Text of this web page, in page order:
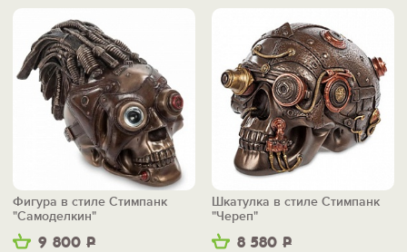
9 800 Р
Фигура в стиле Стимпанк
"Самоделкин"
8 580 Р
Шкатулка в стиле Стимпанк
"Череп"